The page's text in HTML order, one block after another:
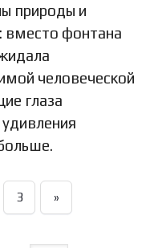
природы и
вместо фонтана
человеческой
глаза
3 »